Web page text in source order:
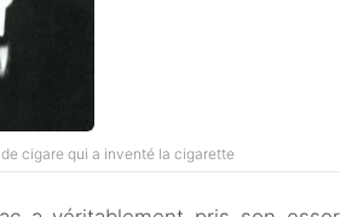
cigare qui a inventé la cigarette